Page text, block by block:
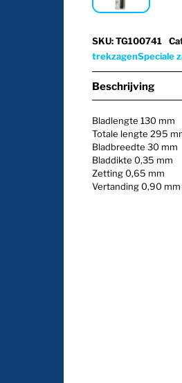
SKU:TG100741
trekzagenSpeciale
Beschrijving
Bladlengte 130 mm
Totale lengte 295
Bladbreedte 30 mm
Bladdikte 0,35 mm
Zetting 0,65 mm
Vertanding 0,90 mm